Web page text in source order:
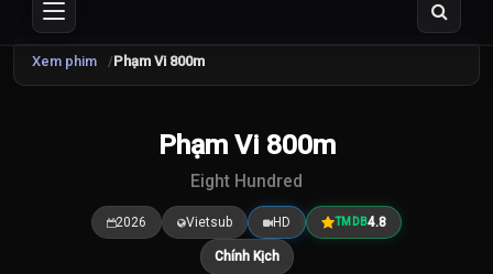
Xem phim Phạm Vi 800m
Phạm Vi 800m
Eight Hundred
2026 Vietsub HD TMDB4.8
Chính Kịch